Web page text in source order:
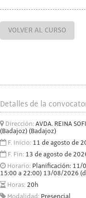
VOLVER AL CURSO
Detalles de la
Dirección: AVDA. REINA
(Badajoz) (Badajoz)
F. Inicio: 11 de agosto de
F. Fin: 13 de agosto de
Horario: Planificación: 11/
15:00 a 22:00) 13/08/2026
Horas: 20h
Modalidad: Presencial